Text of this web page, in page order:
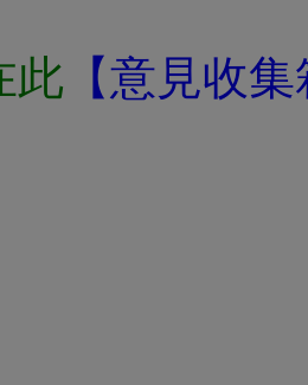
此 【意見收